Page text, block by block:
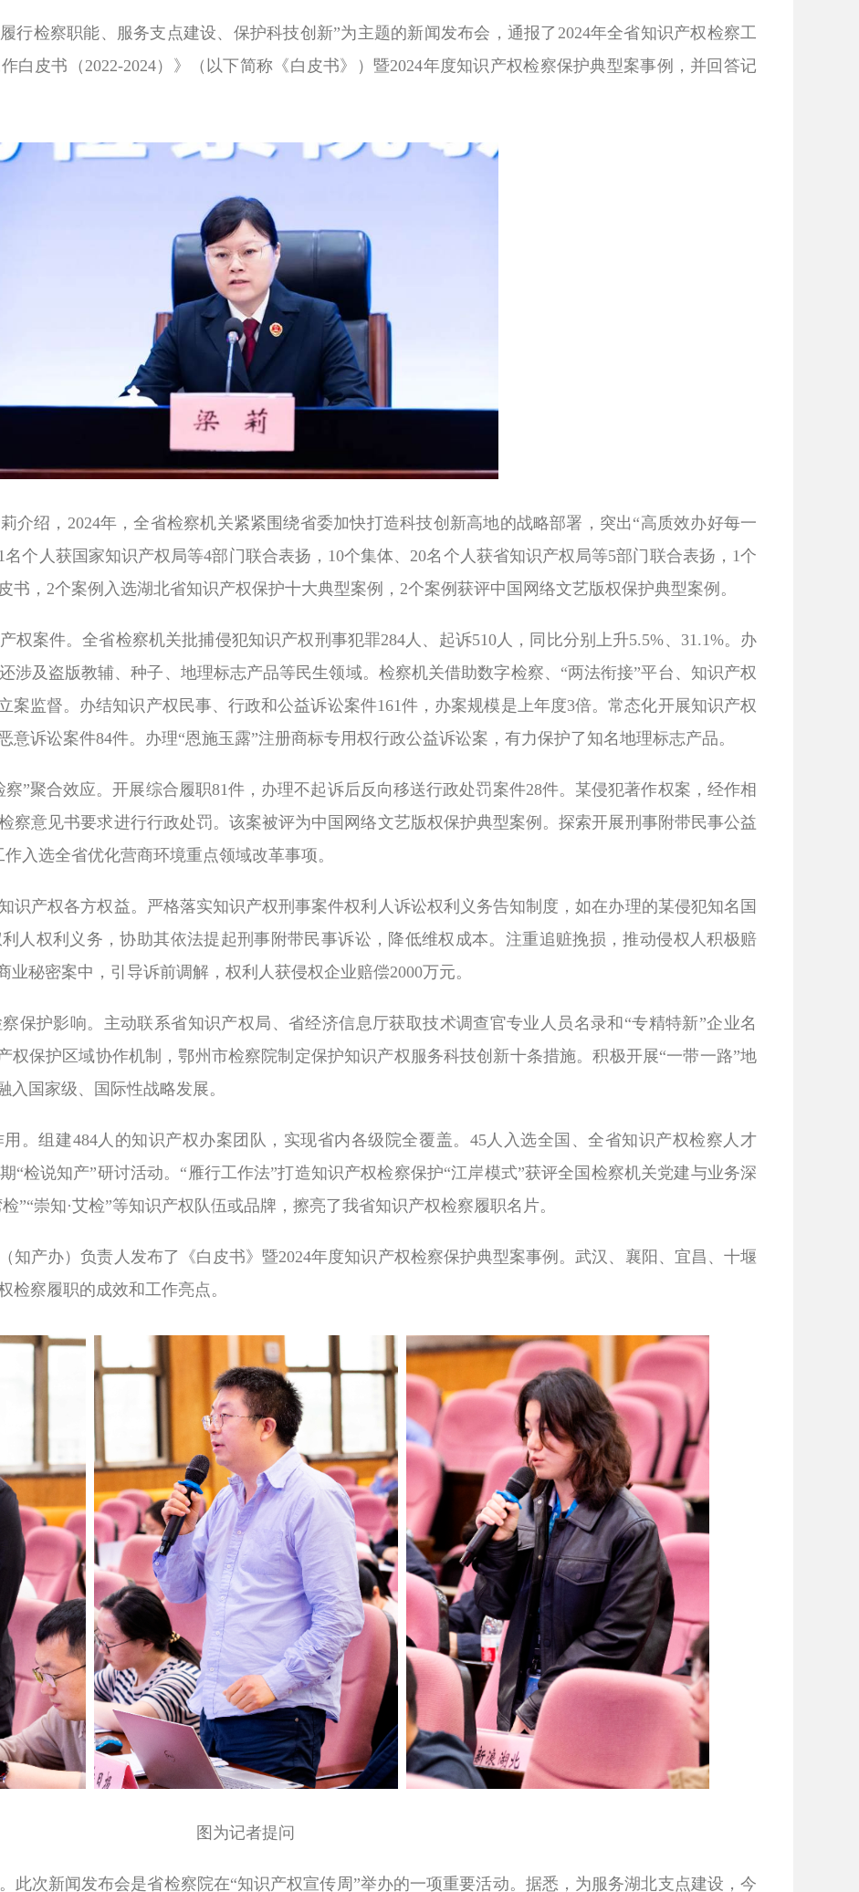
行检察职能、服务支点建设、保护科技创新”为主题的新闻发布会，通报了2024年全省知识产权检察工
白皮书（2022-2024）》（以下简称《白皮书》）暨2024年度知识产权检察保护典型案事例，并回答记
介绍， 2024年，全省检察机关紧紧围绕省委加快打造科技创新高地的战略部署，突出“高质效办好每一
名个人获国家知识产权局等4部门联合表扬， 10个集体、20名个人获省知识产权局等5部门联合表扬， 1个
书， 2个案例入选湖北省知识产权保护十大典型案例， 2个案例获评中国网络文艺版权保护典型案例。
案件。全省检察机关批捕侵犯知识产权刑事犯罪284人、起诉510人，同比分别上升5.5%、 31.1%。办
涉及盗版教辅、种子、地理标志产品等民生领域。检察机关借助数字检察、“两法衔接”平台、知识产权
案监督。办结知识产权民事、行政和公益诉讼案件161件，办案规模是上年度3倍。常态化开展知识产权
意诉讼案件84件。办理“恩施玉露”注册商标专用权行政公益诉讼案，有力保护了知名地理标志产品。
”聚合效应。开展综合履职81件，办理不起诉后反向移送行政处罚案件28件。某侵犯著作权案，经作相
察意见书要求进行行政处罚。该案被评为中国网络文艺版权保护典型案例。探索开展刑事附带民事公益
入选全省优化营商环境重点领域改革事项。
产权各方权益。严格落实知识产权刑事案件权利人诉讼权利义务告知制度，如在办理的某侵犯知名国
人权利义务，协助其依法提起刑事附带民事诉讼，降低维权成本。注重追赃挽损，推动侵权人积极赔
业秘密案中，引导诉前调解，权利人获侵权企业赔偿2000万元。
护影响。主动联系省知识产权局、省经济信息厅获取技术调查官专业人员名录和“专精特新”企业名
权保护区域协作机制，鄂州市检察院制定保护知识产权服务科技创新十条措施。积极开展“一带一路”地
入国家级、国际性战略发展。
。组建484人的知识产权办案团队，实现省内各级院全覆盖。 45人入选全国、全省知识产权检察人才
“检说知产”研讨活动。“雁行工作法”打造知识产权检察保护“江岸模式”获评全国检察机关党建与业务深
”“崇知·艾检”等知识产权队伍或品牌，擦亮了我省知识产权检察履职名片。
产办）负责人发布了《白皮书》暨2024年度知识产权检察保护典型案事例。武汉、襄阳、宜昌、十堰
检察履职的成效和工作亮点。
图为记者提问
次新闻发布会是省检察院在“知识产权宣传周 ”举办的一项重要活动。据悉，为服务湖北支点建设，今